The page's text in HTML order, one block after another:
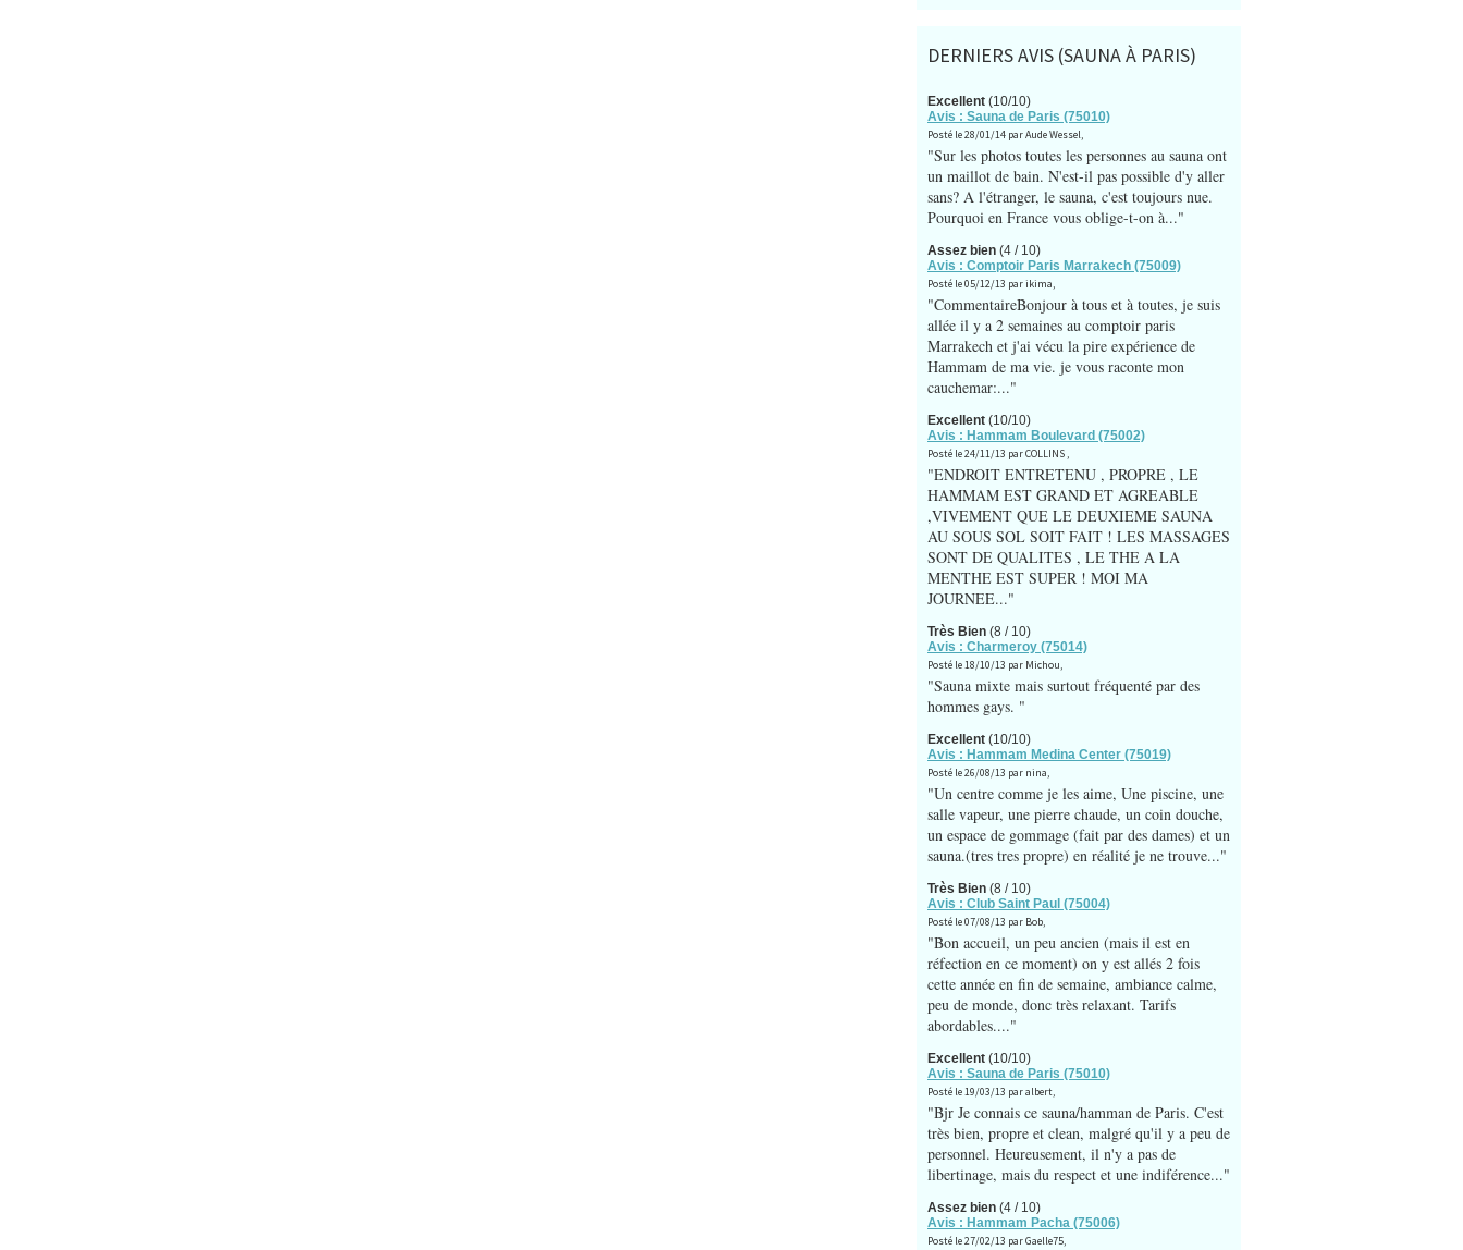
DERNIERS AVIS (SAUNA À PARIS)
Excellent (10/10)
Avis : Sauna de Paris (75010)
Posté le 28/01/14 par Aude Wessel,
"Sur les photos toutes les personnes au sauna ont
un maillot de bain. N'est-il pas possible d'y aller
sans? A l'étranger, le sauna, c'est toujours nue.
Pourquoi en France vous oblige-t-on à..."
Assez bien (4 / 10)
Avis : Comptoir Paris Marrakech (75009)
Posté le 05/12/13 par ikima,
"CommentaireBonjour à tous et à toutes, je suis
allée il y a 2 semaines au comptoir paris
Marrakech et j'ai vécu la pire expérience de
Hammam de ma vie. je vous raconte mon
cauchemar:..."
Excellent (10/10)
Avis : Hammam Boulevard (75002)
Posté le 24/11/13 par COLLINS ,
"ENDROIT ENTRETENU , PROPRE , LE
HAMMAM EST GRAND ET AGREABLE
,VIVEMENT QUE LE DEUXIEME SAUNA
AU SOUS SOL SOIT FAIT ! LES MASSAGES
SONT DE QUALITES , LE THE A LA
MENTHE EST SUPER ! MOI MA
JOURNEE..."
Très Bien (8 / 10)
Avis : Charmeroy (75014)
Posté le 18/10/13 par Michou,
"Sauna mixte mais surtout fréquenté par des
hommes gays. "
Excellent (10/10)
Avis : Hammam Medina Center (75019)
Posté le 26/08/13 par nina,
"Un centre comme je les aime, Une piscine, une
salle vapeur, une pierre chaude, un coin douche,
un espace de gommage (fait par des dames) et un
sauna.(tres tres propre) en réalité je ne trouve..."
Très Bien (8 / 10)
Avis : Club Saint Paul (75004)
Posté le 07/08/13 par Bob,
"Bon accueil, un peu ancien (mais il est en
réfection en ce moment) on y est allés 2 fois
cette année en fin de semaine, ambiance calme,
peu de monde, donc très relaxant. Tarifs
abordables...."
Excellent (10/10)
Avis : Sauna de Paris (75010)
Posté le 19/03/13 par albert,
"Bjr Je connais ce sauna/hamman de Paris. C'est
très bien, propre et clean, malgré qu'il y a peu de
personnel. Heureusement, il n'y a pas de
libertinage, mais du respect et une indiférence..."
Assez bien (4 / 10)
Avis : Hammam Pacha (75006)
Posté le 27/02/13 par Gaelle75,